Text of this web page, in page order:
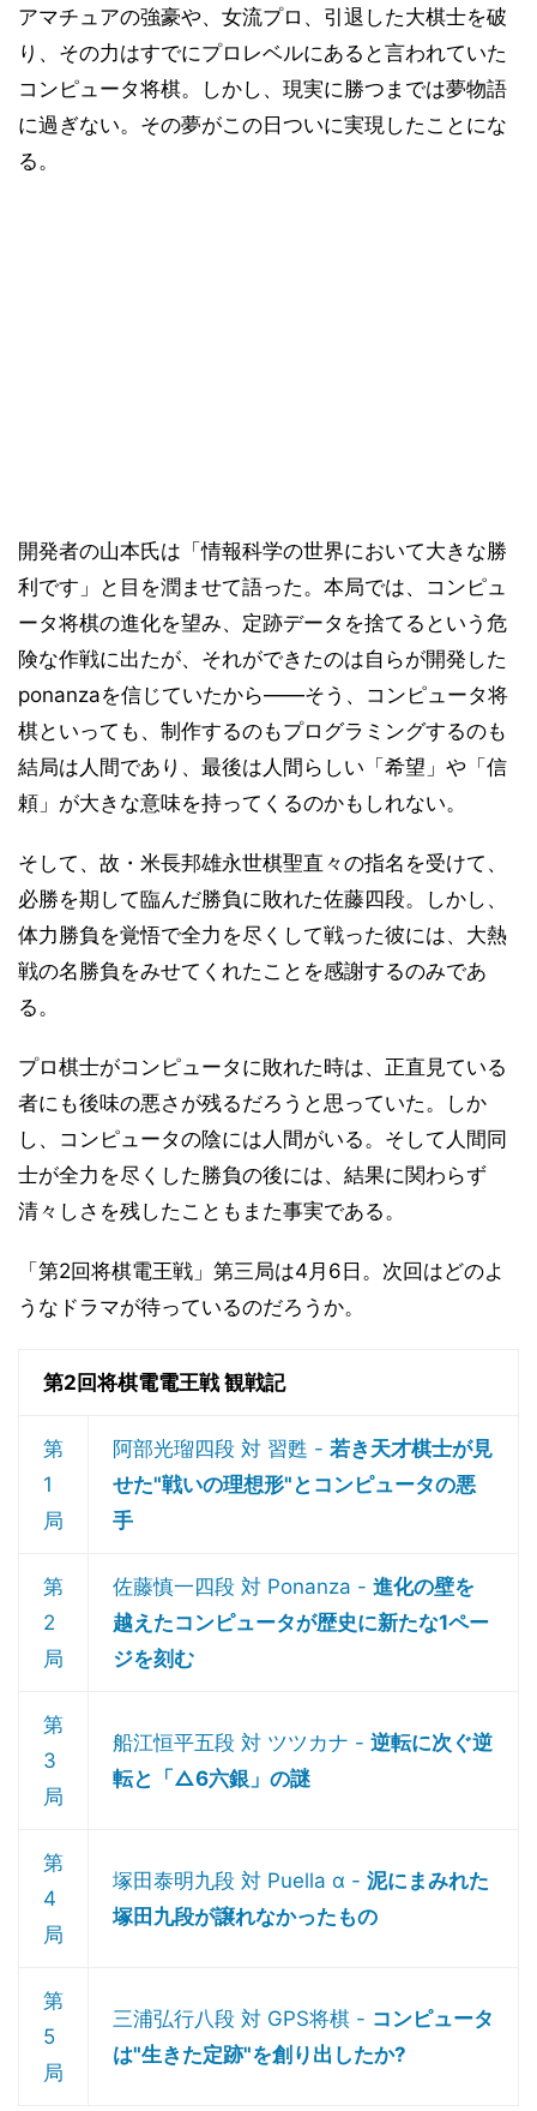
アマチュアの強豪や、女流プロ、引退した大棋士を破
り、その力はすでにプロレベルにあると言われていた
コンピュータ将棋。しかし、現実に勝つまでは夢物語
に過ぎない。その夢がこの日ついに実現したことにな
る。
開発者の山本氏は「情報科学の世界において大きな勝
利です」と目を潤ませて語った。本局では、コンピュ
ータ将棋の進化を望み、定跡データを捨てるという危
険な作戦に出たが、それができたのは自らが開発した
ponanzaを信じていたから――そう、コンピュータ将
棋といっても、制作するのもプログラミングするのも
結局は人間であり、最後は人間らしい「希望」や「信
頼」が大きな意味を持ってくるのかもしれない。
そして、故・米長邦雄永世棋聖直々の指名を受けて、
必勝を期して臨んだ勝負に敗れた佐藤四段。しかし、
体力勝負を覚悟で全力を尽くして戦った彼には、大熱
戦の名勝負をみせてくれたことを感謝するのみであ
る。
プロ棋士がコンピュータに敗れた時は、正直見ている
者にも後味の悪さが残るだろうと思っていた。しか
し、コンピュータの陰には人間がいる。そして人間同
士が全力を尽くした勝負の後には、結果に関わらず
清々しさを残したこともまた事実である。
「第2回将棋電王戦」第三局は4月6日。次回はどのよ
うなドラマが待っているのだろうか。
第2回将棋電電王戦 観戦記
第
1
局
阿部光瑠四段 対 習甦 - 若き天才棋士が見
せた"戦いの理想形"とコンピュータの悪
手
第
2
局
佐藤慎一四段 対 Ponanza - 進化の壁を
越えたコンピュータが歴史に新たな1ペー
ジを刻む
第
3
局
船江恒平五段 対 ツツカナ - 逆転に次ぐ逆
転と「△6六銀」の謎
第
4
局
塚田泰明九段 対 Puella α - 泥にまみれた
塚田九段が譲れなかったもの
第
5
局
三浦弘行八段 対 GPS将棋 - コンピュータ
は"生きた定跡"を創り出したか?